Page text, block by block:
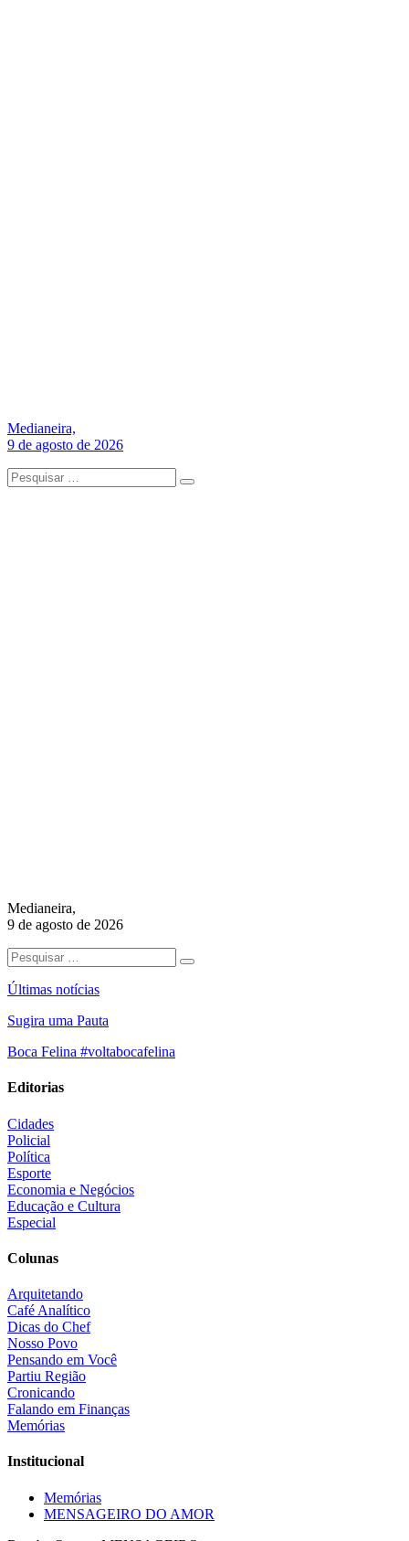
Medianeira,
9 de agosto de 2026
Medianeira,
9 de agosto de 2026
Últimas notícias
Sugira uma Pauta
Boca Felina #voltabocafelina
Editorias
Cidades
Policial
Política
Esporte
Economia e Negócios
Educação e Cultura
Especial
Colunas
Arquitetando
Café Analítico
Dicas do Chef
Nosso Povo
Pensando em Você
Partiu Região
Cronicando
Falando em Finanças
Memórias
Institucional
Memórias
MENSAGEIRO DO AMOR